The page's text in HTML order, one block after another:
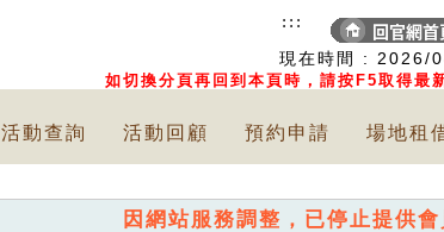
現在時間 : 2026/
如切換分頁再回到本頁時，請按F5取得最
:::
活動查詢 活動回顧 預約申請 場地租
因網站服務調整，已停止提供會員服務。